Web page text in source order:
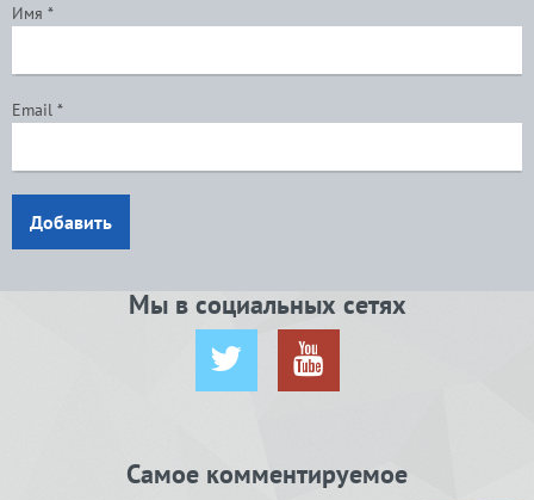
Имя *
Email *
Добавить
Мы в социальных сетях
Самое комментируемое